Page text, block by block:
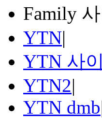
Family
YTN|
YTN 사
YTN2|
YTN dmb